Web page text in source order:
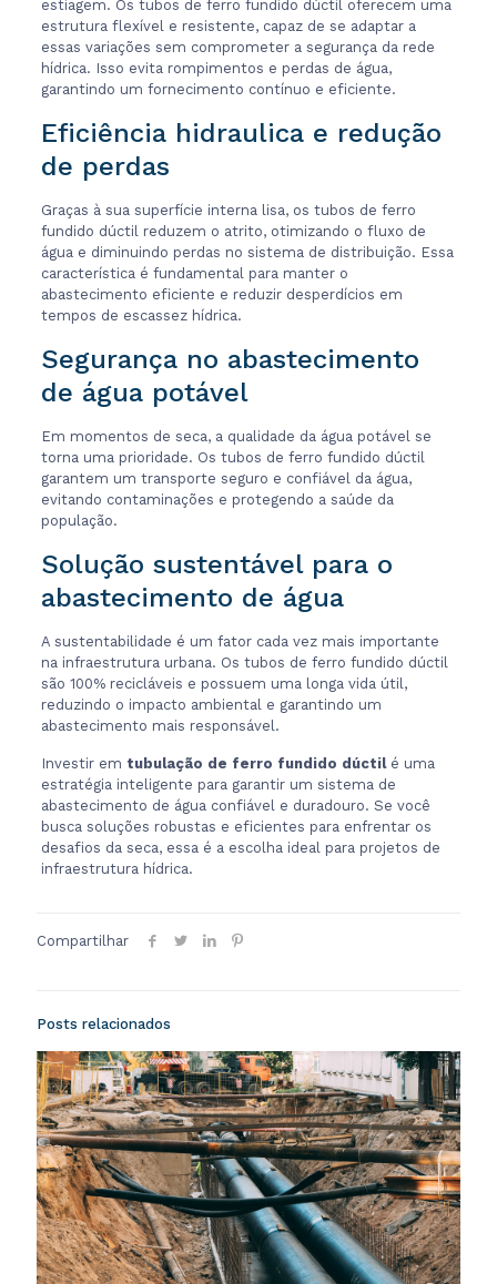
estiagem. Os tubos de ferro fundido dúctil oferecem uma
estrutura flexível e resistente, capaz de se adaptar a
essas variações sem comprometer a segurança da rede
hídrica. Isso evita rompimentos e perdas de água,
garantindo um fornecimento contínuo e eficiente.
Eficiência hidraulica e redução
de perdas
Graças à sua superfície interna lisa, os tubos de ferro
fundido dúctil reduzem o atrito, otimizando o fluxo de
água e diminuindo perdas no sistema de distribuição. Essa
característica é fundamental para manter o
abastecimento eficiente e reduzir desperdícios em
tempos de escassez hídrica.
Segurança no abastecimento
de água potável
Em momentos de seca, a qualidade da água potável se
torna uma prioridade. Os tubos de ferro fundido dúctil
garantem um transporte seguro e confiável da água,
evitando contaminações e protegendo a saúde da
população.
Solução sustentável para o
abastecimento de água
A sustentabilidade é um fator cada vez mais importante
na infraestrutura urbana. Os tubos de ferro fundido dúctil
são 100% recicláveis e possuem uma longa vida útil,
reduzindo o impacto ambiental e garantindo um
abastecimento mais responsável.
Investir em tubulação de ferro fundido dúctilé uma
estratégia inteligente para garantir um sistema de
abastecimento de água confiável e duradouro. Se você
busca soluções robustas e eficientes para enfrentar os
desafios da seca, essa é a escolha ideal para projetos de
infraestrutura hídrica.
Compartilhar
Posts relacionados